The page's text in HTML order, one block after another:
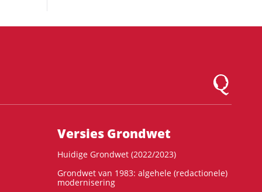
Logo
Versies Grondwet
Huidige Grondwet (2022/2023)
Grondwet van 1983: algehele (redactionele)
modernisering